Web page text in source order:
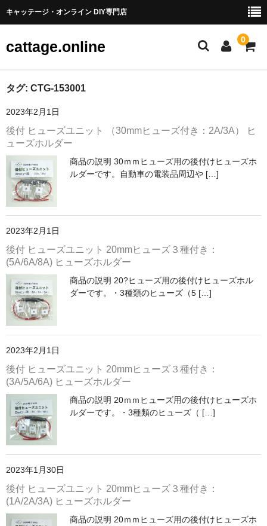
キャッテージ・オンライン DIY専門店
cattage.online 0
部品・パーツ
ケーブル・ワイヤ
チューブ
コネクタ端子
LED
スイッチ
アーケードスイッチ
カーライト
リレー
バルブ
リニアガイド
材料
アルミ板
ケミカルウッド
ペレット
タグ: CTG-153001
2023年2月1日
後付 ヒューズユニット （30mmヒューズ付き：2A/3A） ヒ
ューズホルダー
商品の説明 30ｍｍヒューズ用の後付けヒューズホ
ルダーです。自動車の電装品周辺や […]
2023年2月1日
後付 ヒューズユニット 20mmヒューズ３種付き：
(5A/6A/8A) ヒューズホルダー
商品の説明 20?ヒューズ用の後付けヒューズホル
ダーです。・3種類のヒューズ（5 […]
2023年2月1日
後付 ヒューズユニット 20mmヒューズ３種付き：
(3A/5A/6A) ヒューズホルダー
商品の説明 20ｍｍヒューズ用の後付けヒューズホ
ルダーです。・3種類のヒューズ（ […]
2023年1月30日
後付 ヒューズユニット 20mmヒューズ３種付き：
(1A/2A/3A) ヒューズホルダー
商品の説明 20ｍｍヒューズ用の後付けヒューズホ